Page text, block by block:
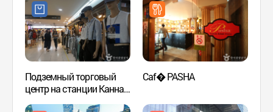
Подземный торговый
центр на станции Каннам
(강남역 지하도상가)
Caf� PASHA